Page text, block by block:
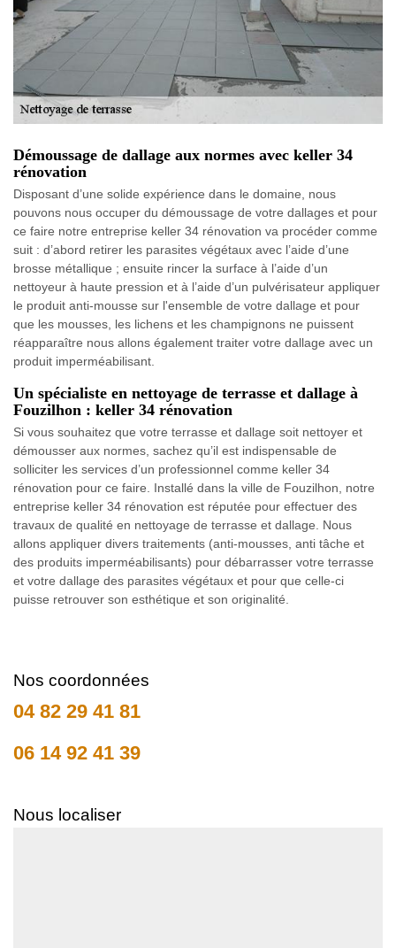
Démoussage de dallage aux normes avec keller 34
rénovation
Disposant d’une solide expérience dans le domaine, nous
pouvons nous occuper du démoussage de votre dallages et pour
ce faire notre entreprise keller 34 rénovation va procéder comme
suit : d’abord retirer les parasites végétaux avec l’aide d’une
brosse métallique ; ensuite rincer la surface à l’aide d’un
nettoyeur à haute pression et à l’aide d’un pulvérisateur appliquer
le produit anti-mousse sur l'ensemble de votre dallage et pour
que les mousses, les lichens et les champignons ne puissent
réapparaître nous allons également traiter votre dallage avec un
produit imperméabilisant.
Un spécialiste en nettoyage de terrasse et dallage à
Fouzilhon : keller 34 rénovation
Si vous souhaitez que votre terrasse et dallage soit nettoyer et
démousser aux normes, sachez qu’il est indispensable de
solliciter les services d’un professionnel comme keller 34
rénovation pour ce faire. Installé dans la ville de Fouzilhon, notre
entreprise keller 34 rénovation est réputée pour effectuer des
travaux de qualité en nettoyage de terrasse et dallage. Nous
allons appliquer divers traitements (anti-mousses, anti tâche et
des produits imperméabilisants) pour débarrasser votre terrasse
et votre dallage des parasites végétaux et pour que celle-ci
puisse retrouver son esthétique et son originalité.
Nos coordonnées
04 82 29 41 81
06 14 92 41 39
Nous localiser